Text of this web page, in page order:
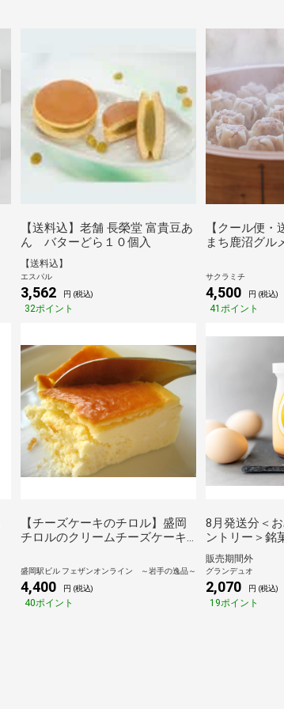
【送料込】老舗 長榮堂 富貴豆あ
ん バターどら１０個入
【送料込】
エスパル
3,562 円 (税込)
32ポイント
【クール便
まち鹿沼グル
サクラミチ
4,500 円 (税込)
41ポイント
【チーズケーキのチロル】盛岡
チロルのクリームチーズケーキ5
盛岡駅ビル フェザンオンライン ～岩手の逸品～
4,400 円 (税込)
40ポイント
8月発送分＜
ントリー＞銘
場】「~とろ
ん プレーン4
＞鳥骨鶏卵使用
販売期間外
グランデュオ
2,070 円 (税込)
19ポイント